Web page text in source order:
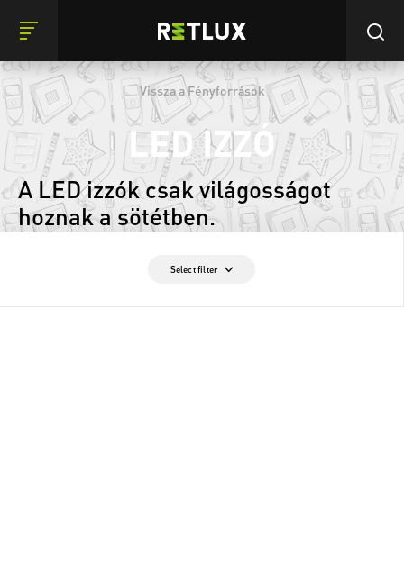
Vissza a Fényforrások
LED IZZÓ
A LED izzók csak világosságot
hoznak a sötétben.
Select filter